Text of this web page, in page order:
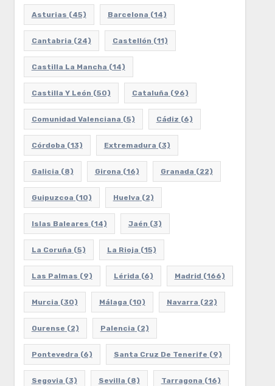
Asturias (45) Barcelona (14)
Cantabria (24) Castellón (11)
Castilla La Mancha (14)
Castilla Y León (50) Cataluña (96)
Comunidad Valenciana (5) Cádiz (6)
Córdoba (13) Extremadura (3)
Galicia (8) Girona (16) Granada (22)
Guipuzcoa (10) Huelva (2)
Islas Baleares (14) Jaén (3)
La Coruña (5) La Rioja (15)
Las Palmas (9) Lérida (6) Madrid (166)
Murcia (30) Málaga (10) Navarra (22)
Ourense (2) Palencia (2)
Pontevedra (6) Santa Cruz De Tenerife (9)
Segovia (3) Sevilla (8) Tarragona (16)